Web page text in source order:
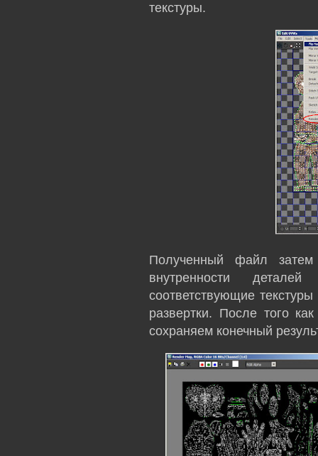
текстуры.
Полученный файл
внутренности
соответствующие
развертки. После того
сохраняем конечный